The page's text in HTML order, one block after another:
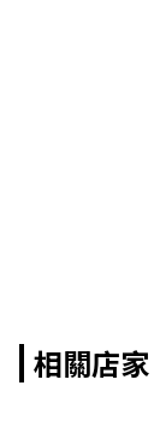
相關店家